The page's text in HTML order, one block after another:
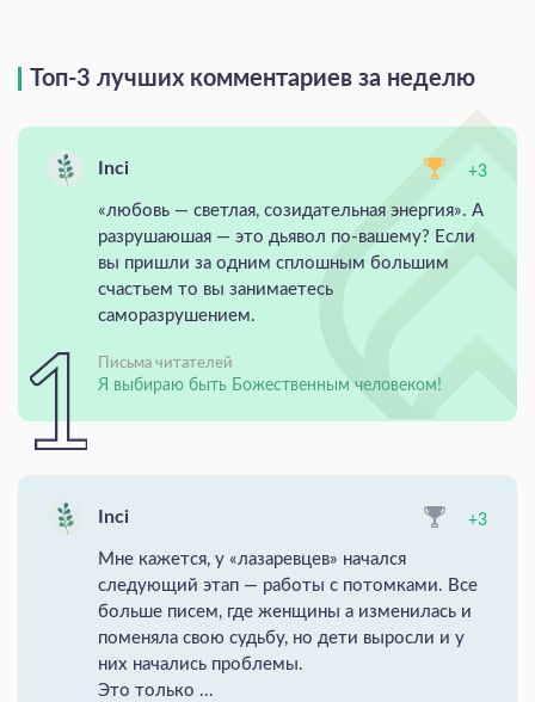
Топ-3 лучших комментариев за неделю
Inci +3
«любовь — светлая, созидательная энергия». А
разрушаюшая — это дьявол по-вашему? Если
вы пришли за одним сплошным большим
счастьем то вы занимаетесь
саморазрушением.
Письма читателей
Я выбираю быть Божественным человеком!
Inci +3
Мне кажется, у «лазаревцев» начался
следующий этап — работы с потомками. Все
больше писем, где женщины а изменилась и
поменяла свою судьбу, но дети выросли и у
них начались проблемы.
Это только ...